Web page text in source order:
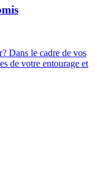
Dans le cadre de vos
de votre entourage et